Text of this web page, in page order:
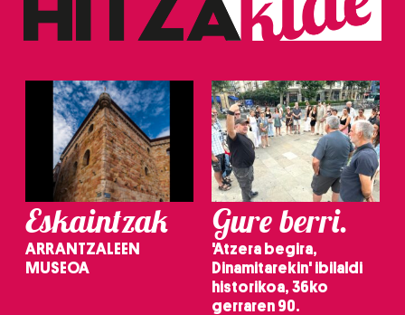
zure baimena Cookieen adierazpenean.
fitxategiak erabiltzen ditu. Zure esperientzia eta
zerbitzuak hobetzeko asmoz, cookie teknologiaz
baliatzen gara. Ohar hau onartuz gero, teknologia hori
erabiltzeko baimen esplizitua ematen diguzu.Gehiago
irakurri
Eskaintzak
ARRANTZALEEN
MUSEOA
Gure berri.
'Atzera begira,
Dinamitarekin' ibilaldi
historikoa, 36ko
gerraren 90.